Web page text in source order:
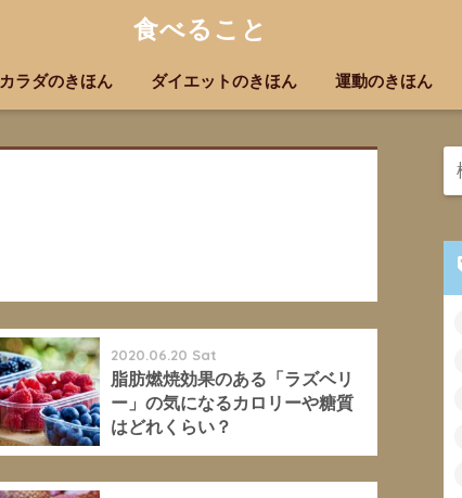
食べること
カラダのきほん ダイエットのきほん 運動のきほん
2020.06.20 Sat
脂肪燃焼効果のある「ラズベリ
ー」の気になるカロリーや糖質
はどれくらい？